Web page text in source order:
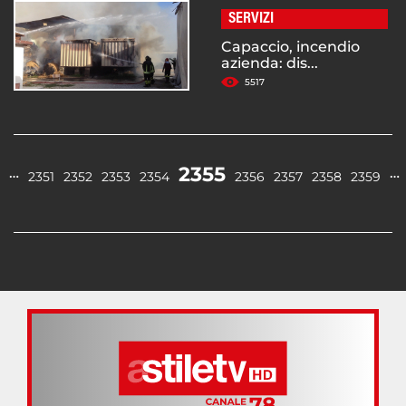
SERVIZI
Capaccio, incendio
azienda: dis...
5517
… 2351 2352 2353 2354 2355 2356 2357 2358 2359 …